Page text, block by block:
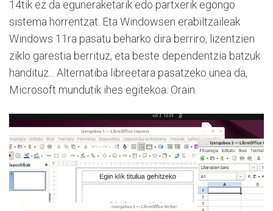
14tik ez da eguneraketarik edo partxerik egongo
sistema horrentzat. Eta Windowsen erabiltzaileak
Windows 11ra pasatu beharko dira berriro, lizentzien
ziklo garestia berrituz, eta beste dependentzia batzuk
handituz... Alternatiba libreetara pasatzeko unea da,
Microsoft mundutik ihes egitekoa. Orain.